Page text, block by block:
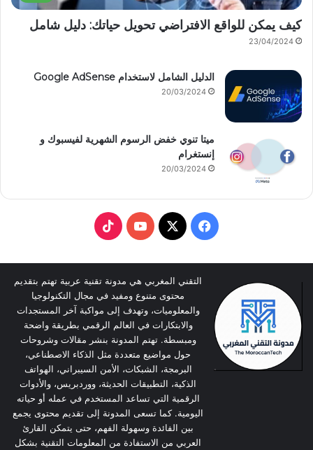
كيف يمكن للواقع الافتراضي تحويل حياتك: دليل شامل
23/04/2024
الدليل الشامل لاستخدام Google AdSense
20/03/2024
ميتا تنوي خفض الرسوم الشهرية لفيسبوك و
إنستغرام
20/03/2024
F
c
e
b
o
o
k
X
Y
u
T
u
b
e
T
k
T
o
k
التقني المغربي هي مدونة تقنية عربية تهتم بتقديم
محتوى متنوع ومفيد في مجال التكنولوجيا
والمعلوميات، وتهدف إلى مواكبة آخر المستجدات
والابتكارات في العالم الرقمي بطريقة واضحة
ومبسطة. تهتم المدونة بنشر مقالات وشروحات
حول مواضيع متعددة مثل الذكاء الاصطناعي،
البرمجة، الشبكات، الأمن السيبراني، الهواتف
الذكية، التطبيقات الحديثة، ووردبريس، والأدوات
الرقمية التي تساعد المستخدم في عمله أو حياته
اليومية. كما تسعى المدونة إلى تقديم محتوى يجمع
بين الفائدة وسهولة الفهم، حتى يتمكن القارئ
العربي من الاستفادة من المعلومات التقنية بشكل